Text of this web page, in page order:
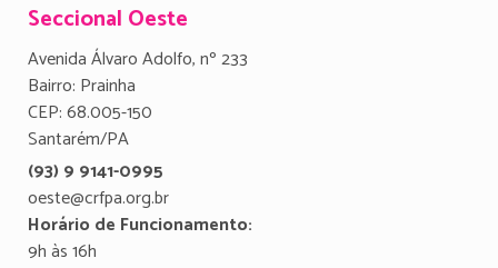
Seccional Oeste
Avenida Álvaro Adolfo, nº 233
Bairro: Prainha
CEP: 68.005-150
Santarém/PA
(93) 9 9141-0995
oeste@crfpa.org.br
Horário de Funcionamento:
9h às 16h